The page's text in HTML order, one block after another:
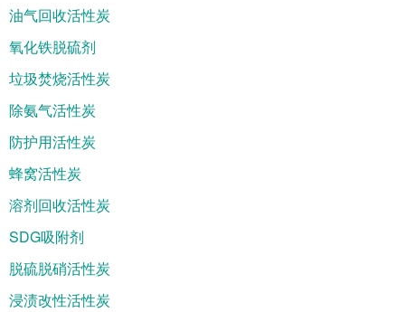
油气回收活性炭
氧化铁脱硫剂
垃圾焚烧活性炭
除氨气活性炭
防护用活性炭
蜂窝活性炭
溶剂回收活性炭
SDG吸附剂
脱硫脱硝活性炭
浸渍改性活性炭